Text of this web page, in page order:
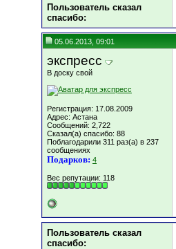
Пользователь сказал
cпасибо:
05.06.2013, 09:01
экспресс
В доску свой
Регистрация: 17.08.2009
Адрес: Астана
Сообщений: 2,722
Сказал(а) спасибо: 88
Поблагодарили 311 раз(а) в 237
сообщениях
Подарков: 4
Вес репутации: 118
Пользователь сказал
cпасибо: